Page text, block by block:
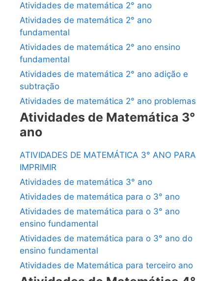
Atividades de matemática 2° ano
Atividades de matemática 2° ano
fundamental
Atividades de matemática 2° ano ensino
fundamental
Atividades de matemática 2° ano adição e
subtração
Atividades de matemática 2° ano problemas
Atividades de Matemática 3°
ano
ATIVIDADES DE MATEMÁTICA 3° ANO PARA
IMPRIMIR
Atividades de matemática 3° ano
Atividades de matemática para o 3° ano
Atividades de matemática para o 3° ano
ensino fundamental
Atividades de matemática para o 3° ano do
ensino fundamental
Atividades de Matemática para terceiro ano